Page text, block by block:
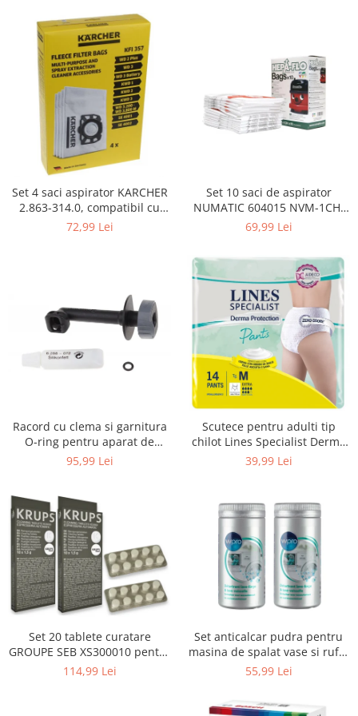
Decoratiuni
Gradinarit
Hobby-uri creative
Iluminat & Electrice
Jaluzele
Kit-uri automatizari porti si usi
Mobila dormitor
Mobila gradina & terasa
Mobila Living & Dining
Organizare si depozitare
Scule electrice si unelte
Silicon, spume si solutii tehnice
Sisteme Incalzire
Textile si covoare
Accesorii tablete
Laptopuri si Accesorii
Wearable & Gadgeturi
Electrocasnice & Climatizare
Accesorii si piese masini spalat
rufe si uscatoare
Accesorii si piese masini spalat
vase
Aparate Racire Aer
Aragaze si cuptoare cu microunde
Set 4 saci aspirator KARCHER
2.863-314.0, compatibil cu
WD, KWD, SE
72,99 Lei
Set 10 saci de aspirator
NUMATIC 604015 NVM-1CH,
9L
69,99 Lei
Racord cu clema si garnitura
O-ring pentru aparat de
spalat cu presiune, KARCHER
95,99 Lei
Scutece pentru adulti tip
chilot Lines Specialist Derma
Protection Extra, 7 picaturi,
39,99 Lei
Set 20 tablete curatare
GROUPE SEB XS300010 pentru
espressoare Krups (2x10
114,99 Lei
Set anticalcar pudra pentru
masina de spalat vase si rufe,
WPRO 484000008416, 2 x 250g
55,99 Lei